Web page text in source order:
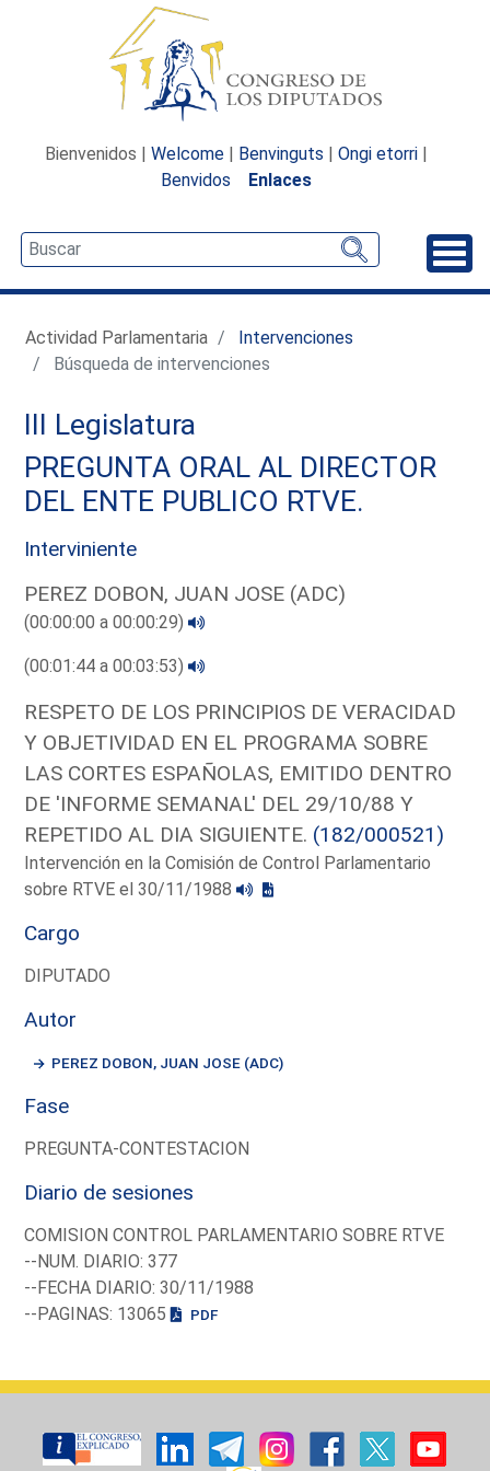
Bienvenidos | Welcome | Benvinguts | Ongi etorri |
Benvidos
Enlaces
Actividad Parlamentaria
Intervenciones
Búsqueda de intervenciones
III Legislatura
PREGUNTA ORAL AL DIRECTOR
DEL ENTE PUBLICO RTVE.
Interviniente
PEREZ DOBON, JUAN JOSE (ADC)
(00:00:00 a 00:00:29)
(00:01:44 a 00:03:53)
RESPETO DE LOS PRINCIPIOS DE VERACIDAD
Y OBJETIVIDAD EN EL PROGRAMA SOBRE
LAS CORTES ESPAÑOLAS, EMITIDO DENTRO
DE 'INFORME SEMANAL' DEL 29/10/88 Y
REPETIDO AL DIA SIGUIENTE. (182/000521)
Intervención en la Comisión de Control Parlamentario
sobre RTVE el 30/11/1988
Cargo
DIPUTADO
Autor
PEREZ DOBON, JUAN JOSE (ADC)
Fase
PREGUNTA-CONTESTACION
Diario de sesiones
COMISION CONTROL PARLAMENTARIO SOBRE RTVE
--NUM. DIARIO: 377
--FECHA DIARIO: 30/11/1988
--PAGINAS: 13065
PDF